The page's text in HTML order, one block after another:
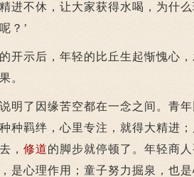
进不休，让大家获得水喝，为什
？’
示后，年轻的比丘生起惭愧心，
。
了因缘苦空都在一念之间。青年
种种羁绊，心里专注，就得大精进
， 修道的脚步就停顿了。年轻商
是心理作用；童子努力掘泉，也是